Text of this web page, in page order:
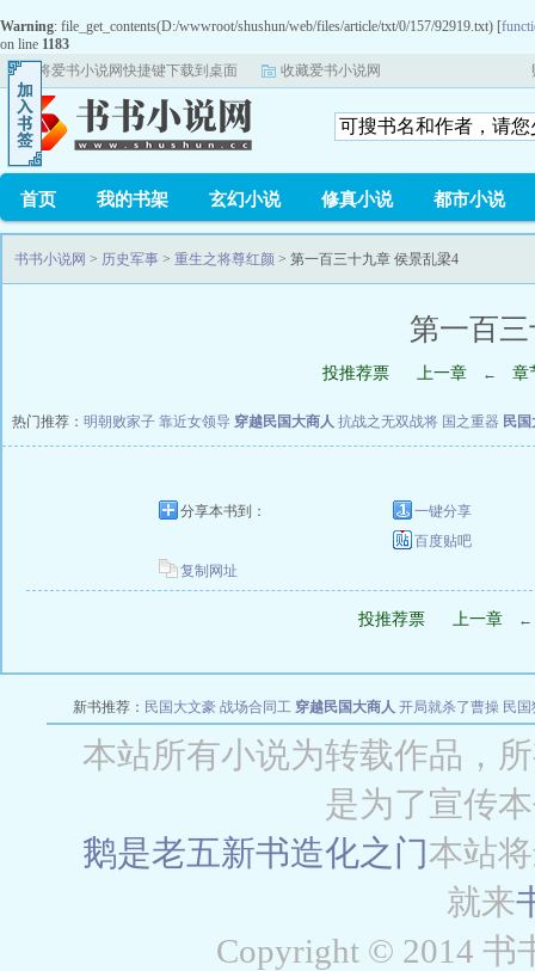
Warning: file_get_contents(D:/wwwroot/shushun/web/files/article/txt/0/157/92919.txt) [
on line 1183
将爱书小说网快捷键下载到桌面
收藏爱书小说网
首页 我的书架 玄幻小说 修真小说 都市小说
书书小说网 > 历史军事 > 重生之将尊红颜 > 第一百三十九章 侯景乱梁4
第一百
投推荐票 上一章 ← 章
热门推荐： 明朝败家子 靠近女领导 穿越民国大商人 抗战之无双战将 国之重器 民
分享本书到：
一键分享
百度贴吧
复制网址
投推荐票 上一章 ←
新书推荐： 民国大文豪 战场合同工 穿越民国大商人 开局就杀了曹操 民
本站所有小说为转载作品，
是为了宣传
鹅是老五新书造化之门本站
就来
Copyright © 2014 书